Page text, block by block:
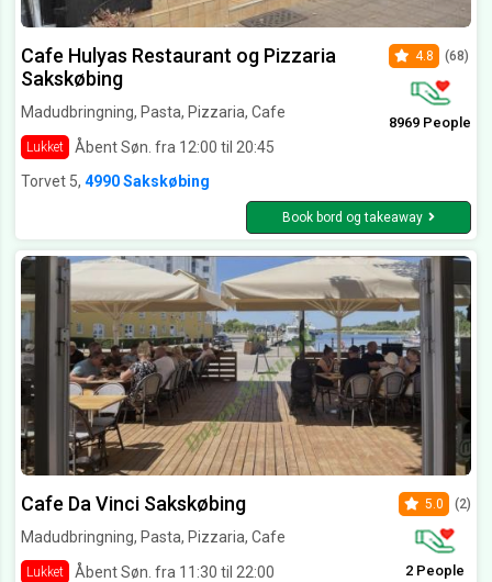
Cafe Hulyas Restaurant og Pizzaria
Sakskøbing
Madudbringning, Pasta, Pizzaria, Cafe
Lukket Åbent Søn. fra 12:00 til 20:45
4.8 (68)
8969 People
Torvet 5, 4990 Sakskøbing
Book bord og takeaway
Cafe Da Vinci Sakskøbing
Madudbringning, Pasta, Pizzaria, Cafe
Lukket Åbent Søn. fra 11:30 til 22:00
5.0 (2)
2 People